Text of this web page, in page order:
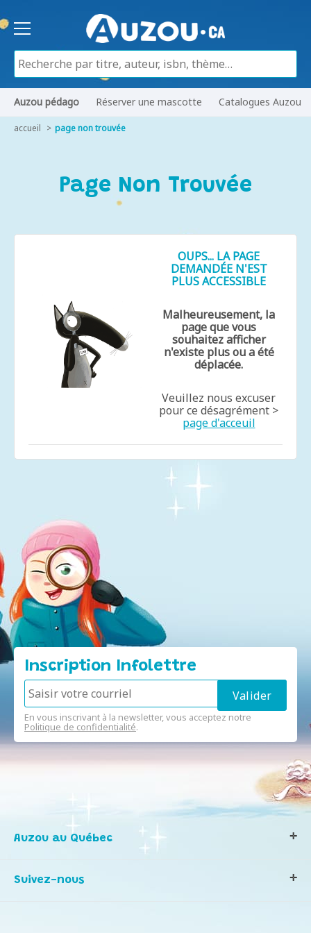
Auzou pédago Réserver une mascotte Catalogues Auzou
accueil page non trouvée
Page Non Trouvée
OUPS... LA PAGE
DEMANDÉE N'EST
PLUS ACCESSIBLE
Malheureusement, la
page que vous
souhaitez afficher
n'existe plus ou a été
déplacée.
Veuillez nous excuser
pour ce désagrément >
page d'acceuil
Inscription Infolettre
En vous inscrivant à la newsletter, vous acceptez notre
Politique de confidentialité.
Auzou au Québec
Notre histoire
Suivez-nous